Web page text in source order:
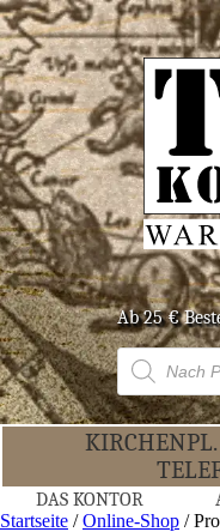
Ab 25 €
Products
search
KIR­CHEN­PL.
DAS KON­TOR
Startseite /Online-Shop /